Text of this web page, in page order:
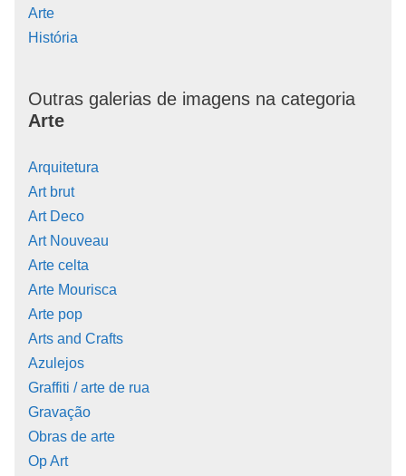
Arte
História
Outras galerias de imagens na categoria
Arte
Arquitetura
Art brut
Art Deco
Art Nouveau
Arte celta
Arte Mourisca
Arte pop
Arts and Crafts
Azulejos
Graffiti / arte de rua
Gravação
Obras de arte
Op Art